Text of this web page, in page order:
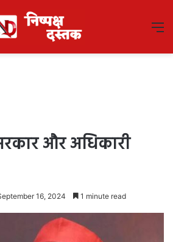
और अधिकारी
16, 2024 1 minute read